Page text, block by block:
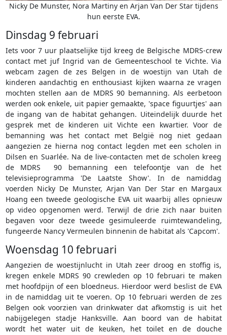
Nicky De Munster, Nora Martiny en Arjan Van Der Star tijdens
hun eerste EVA.
Dinsdag 9 februari
Iets voor 7 uur plaatselijke tijd kreeg de Belgische MDRS-crew
contact met juf Ingrid van de Gemeenteschool te Vichte. Via
webcam zagen de zes Belgen in de woestijn van Utah de
kinderen aandachtig en enthousiast kijken waarna ze vragen
mochten stellen aan de MDRS 90 bemanning. Als eerbetoon
werden ook enkele, uit papier gemaakte, 'space figuurtjes' aan
de ingang van de habitat gehangen. Uiteindelijk duurde het
gesprek met de kinderen uit Vichte een kwartier. Voor de
bemanning was het contact met België nog niet gedaan
aangezien ze hierna nog contact legden met een scholen in
Dilsen en Suarlée. Na de live-contacten met de scholen kreeg
de MDRS 90 bemanning een telefoontje van de het
televisieprogramma 'De Laatste Show'. In de namiddag
voerden Nicky De Munster, Arjan Van Der Star en Margaux
Hoang een tweede geologische EVA uit waarbij alles opnieuw
op video opgenomen werd. Terwijl de drie zich naar buiten
begaven voor deze tweede gesimuleerde ruimtewandeling,
fungeerde Nancy Vermeulen binnenin de habitat als 'Capcom'.
Woensdag 10 februari
Aangezien de woestijnlucht in Utah zeer droog en stoffig is,
kregen enkele MDRS 90 crewleden op 10 februari te maken
met hoofdpijn of een bloedneus. Hierdoor werd beslist de EVA
in de namiddag uit te voeren. Op 10 februari werden de zes
Belgen ook voorzien van drinkwater dat afkomstig is uit het
nabijgelegen stadje Hanksville. Aan boord van de habitat
wordt het water uit de keuken, het toilet en de douche